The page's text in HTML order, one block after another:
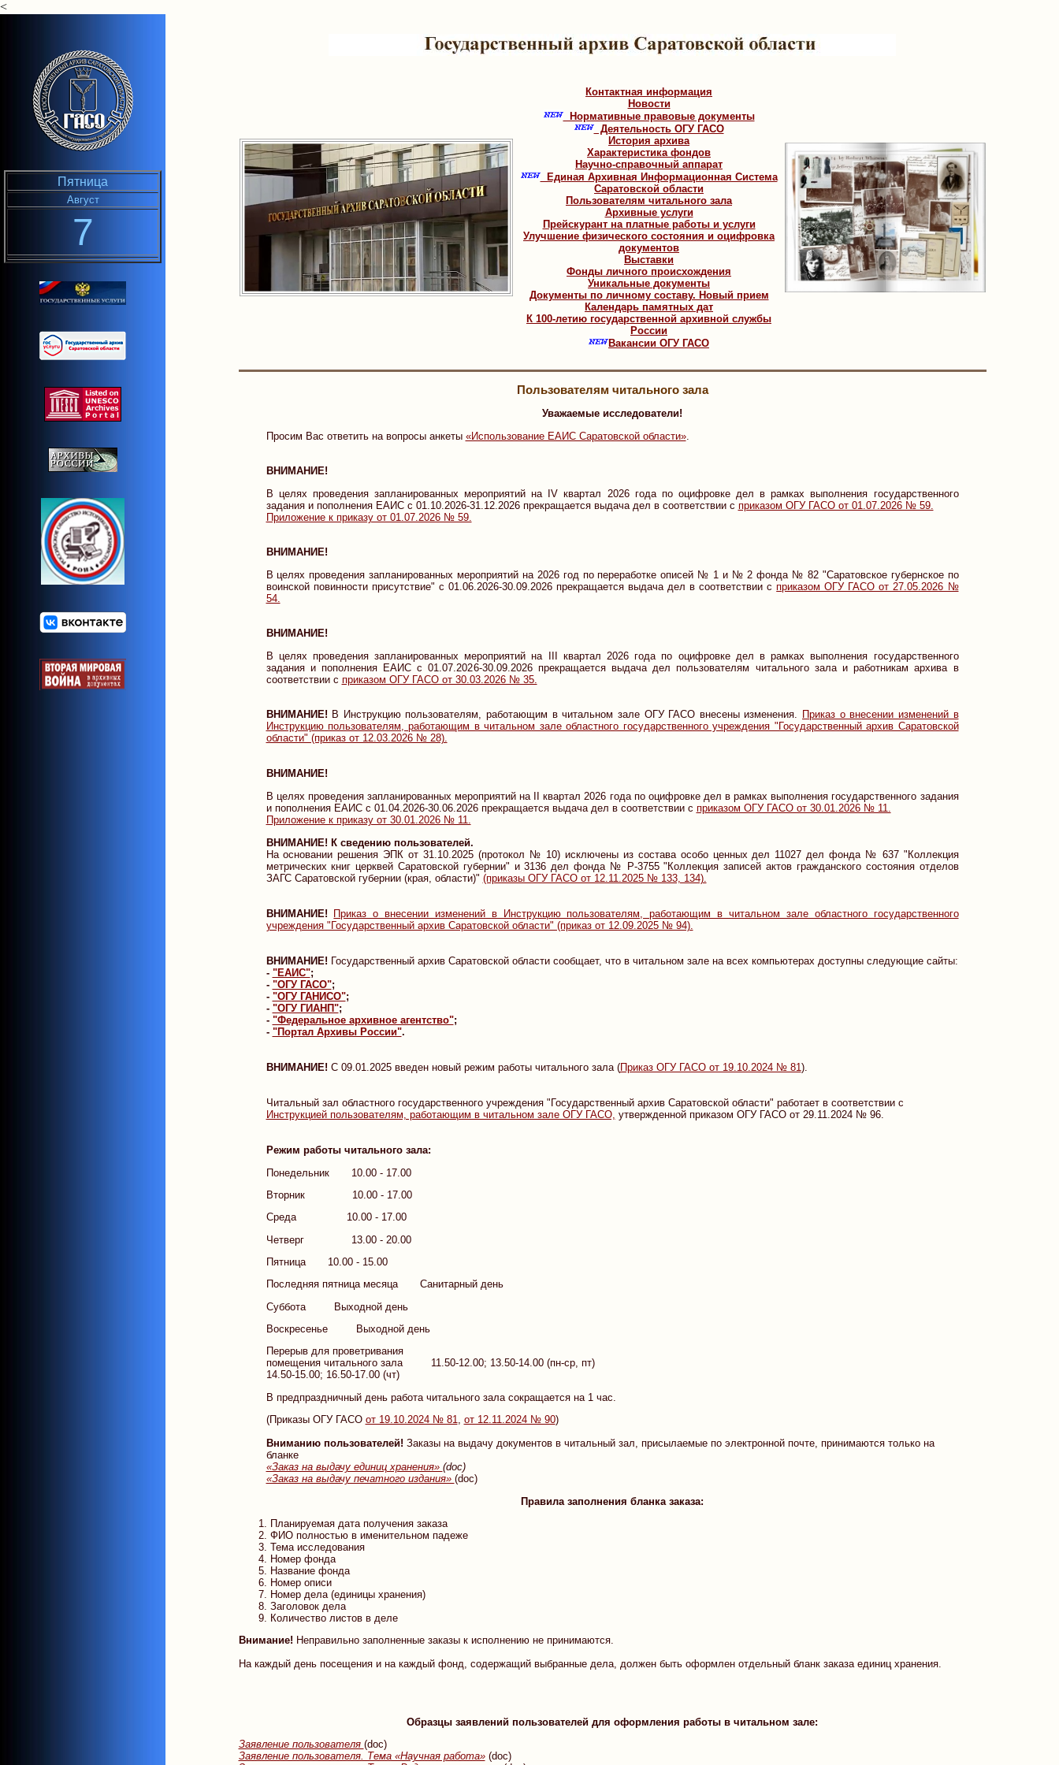
<
Пятница
Август
7
Контактная информация
Новости
Нормативные правовые документы
Деятельность ОГУ ГАСО
История архива
Характеристика фондов
Научно-справочный аппарат
Единая Архивная Информационная Система
Саратовской области
Пользователям читального зала
Архивные услуги
Прейскурант на платные работы и услуги
Улучшение физического состояния и оцифровка
документов
Выставки
Фонды личного происхождения
Уникальные документы
Документы по личному составу. Новый прием
Календарь памятных дат
К 100-летию государственной архивной службы
России
Вакансии ОГУ ГАСО
Пользователям читального зала
Уважаемые исследователи!
Просим Вас ответить на вопросы анкеты «Использование ЕАИС Саратовской области».
ВНИМАНИЕ!
В целях проведения запланированных мероприятий на IV квартал 2026 года по оцифровке дел в рамках выполнения государственного
задания и пополнения ЕАИС с 01.10.2026-31.12.2026 прекращается выдача дел в соответствии с приказом ОГУ ГАСО от 01.07.2026 № 59.
Приложение к приказу от 01.07.2026 № 59.
ВНИМАНИЕ!
В целях проведения запланированных мероприятий на 2026 год по переработке описей № 1 и № 2 фонда № 82 "Саратовское губернское по
воинской повинности присутствие" с 01.06.2026-30.09.2026 прекращается выдача дел в соответствии сприказом ОГУ ГАСО от 27.05.2026 №
54.
ВНИМАНИЕ!
В целях проведения запланированных мероприятий на III квартал 2026 года по оцифровке дел в рамках выполнения государственного
задания и пополнения ЕАИС с 01.07.2026-30.09.2026 прекращается выдача дел пользователям читального зала и работникам архива в
соответствии с приказом ОГУ ГАСО от 30.03.2026 № 35.
ВНИМАНИЕ! В Инструкцию пользователям, работающим в читальном зале ОГУ ГАСО внесены изменения. Приказ о внесении изменений в
Инструкцию пользователям, работающим в читальном зале областного государственного учреждения "Государственный архив Саратовской
области" (приказ от 12.03.2026 № 28).
ВНИМАНИЕ!
В целях проведения запланированных мероприятий на II квартал 2026 года по оцифровке дел в рамках выполнения государственного задания
и пополнения ЕАИС с 01.04.2026-30.06.2026 прекращается выдача дел в соответствии с приказом ОГУ ГАСО от 30.01.2026 № 11.
Приложение к приказу от 30.01.2026 № 11.
ВНИМАНИЕ! К сведению пользователей.
На основании решения ЭПК от 31.10.2025 (протокол № 10) исключены из состава особо ценных дел 11027 дел фонда № 637 "Коллекция
метрических книг церквей Саратовской губернии" и 3136 дел фонда № Р-3755 "Коллекция записей актов гражданского состояния отделов
ЗАГС Саратовской губернии (края, области)" (приказы ОГУ ГАСО от 12.11.2025 № 133, 134).
ВНИМАНИЕ!
Приказ о внесении изменений в Инструкцию пользователям, работающим в читальном зале областного государственного
учреждения "Государственный архив Саратовской области" (приказ от 12.09.2025 № 94).
ВНИМАНИЕ! Государственный архив Саратовской области сообщает, что в читальном зале на всех компьютерах доступны следующие сайты:
- "ЕАИС";
- "ОГУ ГАСО";
- "ОГУ ГАНИСО";
- "ОГУ ГИАНП";
- "Федеральное архивное агентство";
- "Портал Архивы России".
ВНИМАНИЕ! С 09.01.2025 введен новый режим работы читального зала (Приказ ОГУ ГАСО от 19.10.2024 № 81).
Читальный зал областного государственного учреждения "Государственный архив Саратовской области" работает в соответствии с
Инструкцией пользователям, работающим в читальном зале ОГУ ГАСО, утвержденной приказом ОГУ ГАСО от 29.11.2024 № 96.
Режим работы читального зала:
Понедельник 10.00 - 17.00
Вторник 10.00 - 17.00
Среда 10.00 - 17.00
Четверг 13.00 - 20.00
Пятница 10.00 - 15.00
Последняя пятница месяца Санитарный день
Суббота Выходной день
Воскресенье Выходной день
Перерыв для проветривания
помещения читального зала 11.50-12.00; 13.50-14.00 (пн-ср, пт)
14.50-15.00; 16.50-17.00 (чт)
В предпраздничный день работа читального зала сокращается на 1 час.
(Приказы ОГУ ГАСО от 19.10.2024 № 81 от 12.11.2024 № 90)
Вниманию пользователей! Заказы на выдачу документов в читальный зал, присылаемые по электронной почте, принимаются только на
бланке
«Заказ на выдачу единиц хранения» (doc)
«Заказ на выдачу печатного издания» (doc)
Правила заполнения бланка заказа:
Планируемая дата получения заказа
ФИО полностью в именительном падеже
Тема исследования
Номер фонда
Название фонда
Номер описи
Номер дела (единицы хранения)
Заголовок дела
Количество листов в деле
Внимание! Неправильно заполненные заказы к исполнению не принимаются.
На каждый день посещения и на каждый фонд, содержащий выбранные дела, должен быть оформлен отдельный бланк заказа единиц хранения.
Образцы заявлений пользователей для оформления работы в читальном зале:
Заявление пользователя (doc)
Заявление пользователя. Тема «Научная работа»(doc)